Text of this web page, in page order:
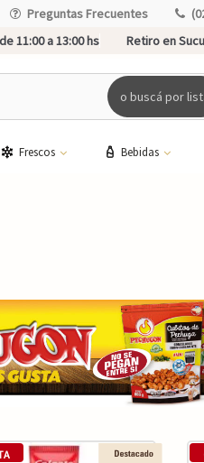
Preguntas Frecuentes
11:00 a 13:00 hs Retiro en
o buscá por
Frescos Bebidas